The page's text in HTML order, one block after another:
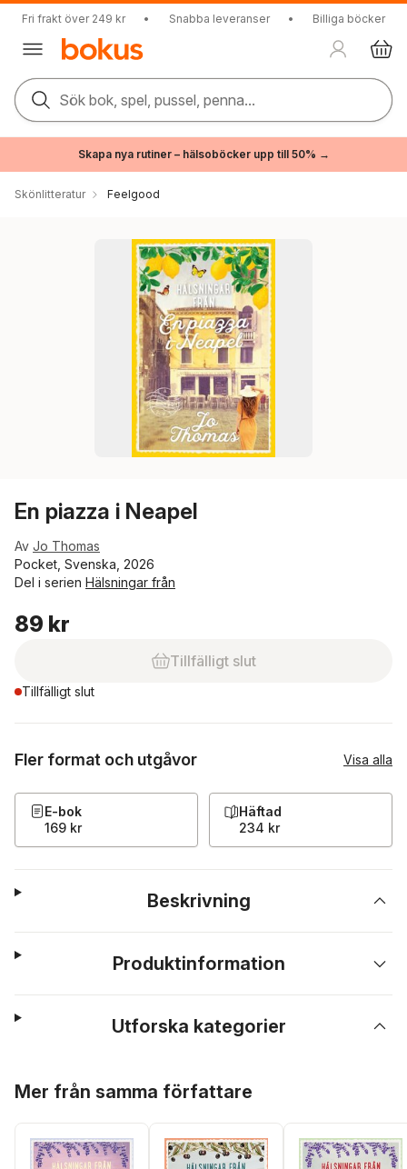
Fri frakt över 249 kr • Snabba leveranser • Billiga böcker
Sök bok, spel, pussel, penna...
Skapa nya rutiner – hälsoböcker upp till 50% →
Skönlitteratur Feelgood
En piazza i Neapel
Av Jo Thomas
Pocket, Svenska, 2026
Del i serien Hälsningar från
89 kr
Tillfälligt slut
Tillfälligt slut
Fler format och utgåvor Visa alla
E-bok
169 kr
Häftad
234 kr
Beskrivning
Produktinformation
Utforska kategorier
Mer från samma författare